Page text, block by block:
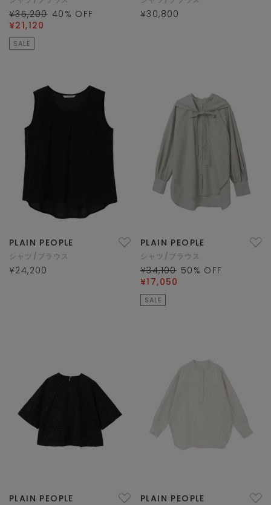
¥35,200 40 % OFF
¥21,120
SALE
¥30,800
PLAIN PEOPLE
シャツ/ブラウス
¥24,200
PLAIN PEOPLE
シャツ/ブラウス
¥34,100 50 % OFF
¥17,050
SALE
PLAIN PEOPLE PLAIN PEOPLE